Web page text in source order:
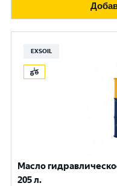
EXSOIL
Масло
205 л.